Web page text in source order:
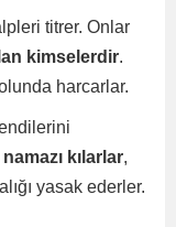
titrer. Onlar
kimselerdir.
harcarlar.
namazı kılarlar,
yasak ederler.